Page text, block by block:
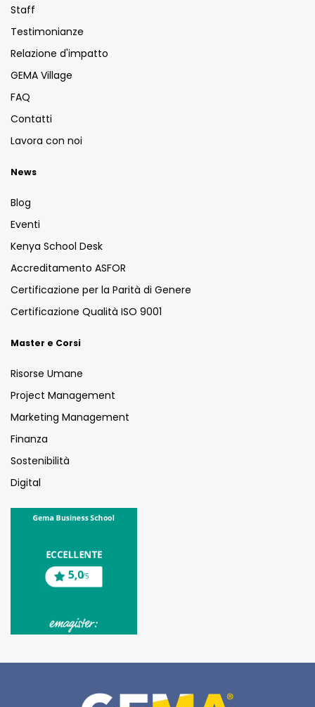
Staff
Testimonianze
Relazione d'impatto
GEMA Village
FAQ
Contatti
Lavora con noi
News
Blog
Eventi
Kenya School Desk
Accreditamento ASFOR
Certificazione per la Parità di Genere
Certificazione Qualità ISO 9001
Master e Corsi
Risorse Umane
Project Management
Marketing Management
Finanza
Sostenibilità
Digital